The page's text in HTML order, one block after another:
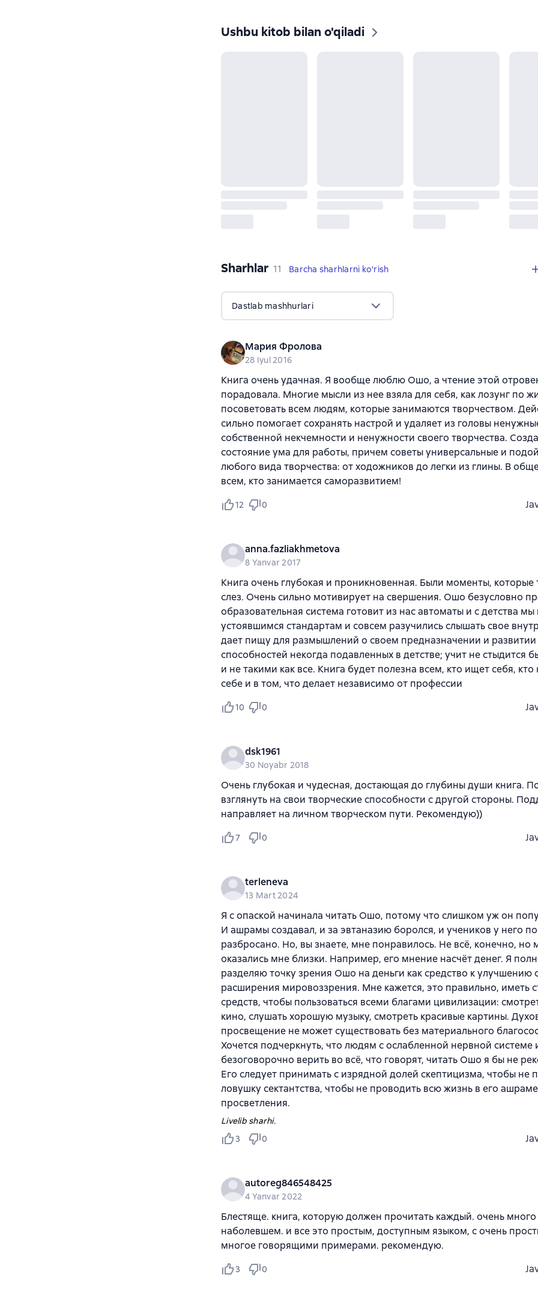
Ushbu kitob bilan o'qiladi
Sharhlar 11 sharhlar
11 Barcha sharhlarni ko'rish
Dastlab mashhurlari
Мария Фролова
28 Iyul 2016
Книга очень удачная. Я вообще люблю Ошо, а чтение этой
порадовала. Многие мысли из нее взяла для себя, как лозунг по
посоветовать всем людям, которые занимаются творчеством.
сильно помогает сохранять настрой и удаляет из головы
собственной некчемности и ненужности своего творчества.
состояние ума для работы, причем советы универсальные и
любого вида творчества: от ходожников до легки из глины. В
всем, кто занимается саморазвитием!
12 0
anna.fazliakhmetova
8 Yanvar 2017
Книга очень глубокая и проникновенная. Были моменты, которые
слез. Очень сильно мотивирует на свершения. Ошо безусловно
образовательная система готовит из нас автоматы и с детства
устоявшимся стандартам и совсем разучились слышать свое
дает пищу для размышлений о своем предназначении и развитии
способностей некогда подавленных в детстве; учит не стыдится
и не такими как все. Книга будет полезна всем, кто ищет себя, кто
себе и в том, что делает независимо от профессии
10 0
dsk1961
30 Noyabr 2018
Очень глубокая и чудесная, достающая до глубины души книга.
взглянуть на свои творческие способности с другой стороны.
направляет на личном творческом пути. Рекомендую))
7 0
terleneva
13 Mart 2024
Я с опаской начинала читать Ошо, потому что слишком уж он
И ашрамы создавал, и за эвтаназию боролся, и учеников у него
разбросано. Но, вы знаете, мне понравилось. Не всё, конечно, но
оказались мне близки. Например, его мнение насчёт денег. Я
разделяю точку зрения Ошо на деньги как средство к улучшению
расширения мировоззрения. Мне кажется, это правильно, иметь
средств, чтобы пользоваться всеми благами цивилизации:
кино, слушать хорошую музыку, смотреть красивые картины.
просвещение не может существовать без материального
Хочется подчеркнуть, что людям с ослабленной нервной системе
безоговорочно верить во всё, что говорят, читать Ошо я бы не
Его следует принимать с изрядной долей скептицизма, чтобы не
ловушку сектантства, чтобы не проводить всю жизнь в его
просветления.
Livelib sharhi.
3
0
autoreg846548425
4 Yanvar 2022
Блестяще. книга, которую должен прочитать каждый. очень
наболевшем. и все это простым, доступным языком, с очень
многое говорящими примерами. рекомендую.
3 0